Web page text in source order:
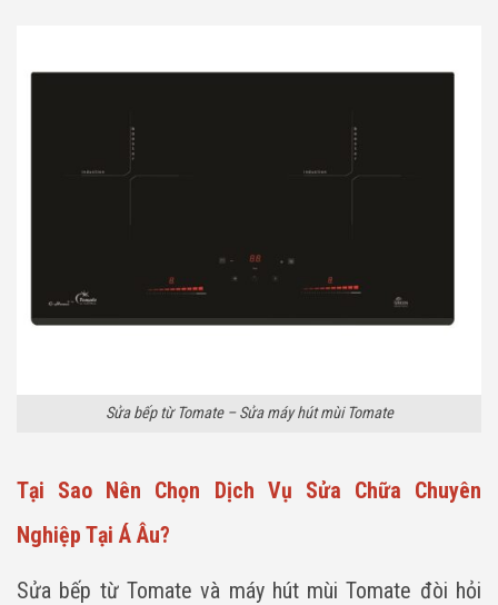
Sửa bếp từ Tomate – Sửa máy hút mùi Tomate
Tại Sao Nên Chọn Dịch Vụ Sửa Chữa Chuyên
Nghiệp Tại Á Âu?
Sửa bếp từ Tomate và máy hút mùi Tomate đòi hỏi